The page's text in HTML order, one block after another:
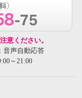
意ください。
音声自動応答
～21:00